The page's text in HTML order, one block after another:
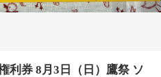
利券 8月3日（日）鷹祭 ソ